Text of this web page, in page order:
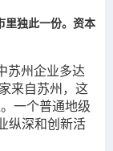
里独此一份。资本
苏州企业多达
来自苏州，这
一个普通地级
纵深和创新活